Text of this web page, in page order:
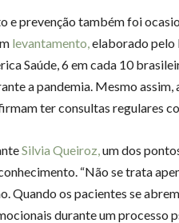
e prevenção também foi
levantamento,elaborado pelo
Saúde, 6 em cada 10
a pandemia. Mesmo assim,
ter consultas regulares
Silvia Queiroz,um dos
“Não se trata
Quando os pacientes se
durante um processo